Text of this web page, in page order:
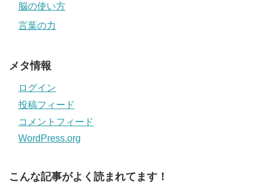
脳の使い方
言葉の力
メタ情報
ログイン
投稿フィード
コメントフィード
WordPress.org
こんな記事がよく読まれてます！